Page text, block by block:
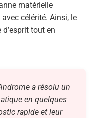
matérielle
célérité. Ainsi, le
tout en
a résolu un
en quelques
rapide et leur